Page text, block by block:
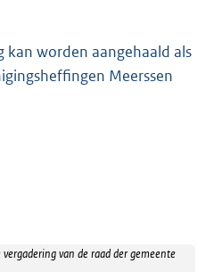
kan worden aangehaald als
Meerssen
van de raad der gemeente